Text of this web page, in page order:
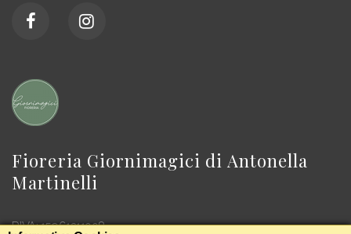
Fioreria Giornimagici di Antonella
Martinelli
P.IVA: 15961211008